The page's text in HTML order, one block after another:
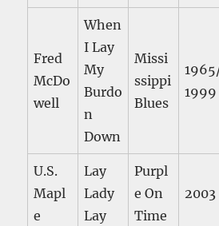
Fred
McDo
well
When
I Lay
My
Burdo
n
Down
Missi
ssippi
Blues
1999
U.S.
Mapl
e
Lay
Lady
Lay
Purpl
e On
Time
2003